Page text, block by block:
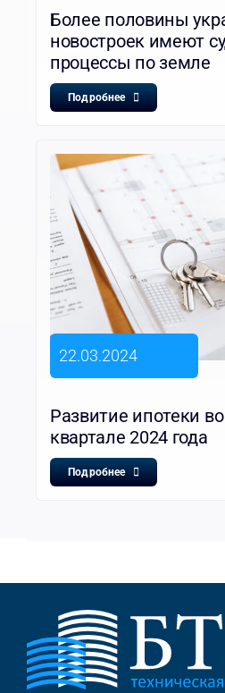
Более половины
новостроек имеют
процессы по земле
Подробнее
22.03.2024
Развитие ипотеки
квартале 2024 года
Подробнее